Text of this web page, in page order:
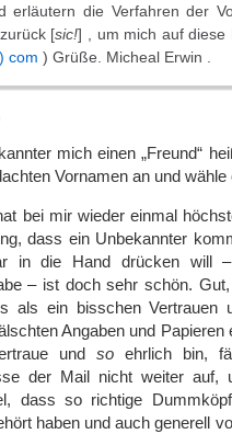
erläutern die Verfahren der
[sic!] , um mich auf diese
com ) Grüße. Micheal Erwin .
mich einen „Freund“
Vornamen an und
bei mir wieder einmal
dass ein Unbekannter
in die Hand drücken will
– ist doch sehr schön.
als ein bisschen Vertrauen
Angaben und
und soehrlich bin,
der Mail nicht weiter auf,
dass so richtige
haben und auch generell